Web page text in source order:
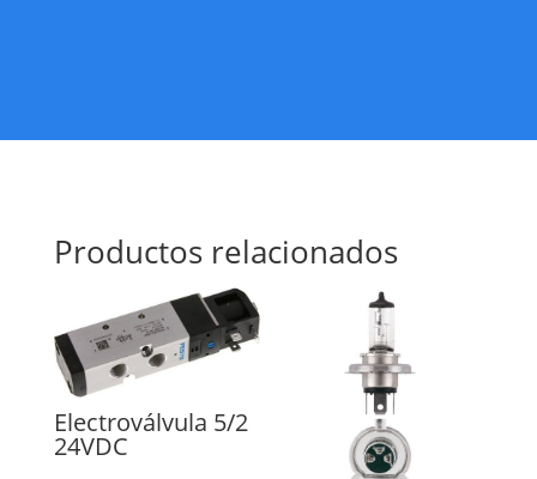
Productos relacionados
Electroválvula 5/2
24VDC